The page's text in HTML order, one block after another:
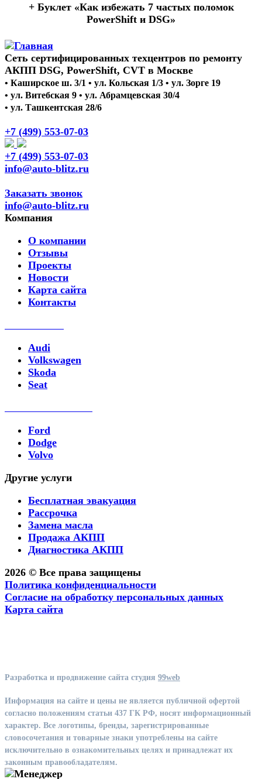
+ Буклет «Как избежать 7 частых поломок
PowerShift и DSG»
Сеть сертифицированных техцентров по ремонту
АКПП DSG, PowerShift, CVT в Москве
• Каширское ш. 3/1 • ул. Кольская 1/3 • ул. Зорге 19
• ул. Витебская 9 • ул. Абрамцевская 30/4
• ул. Ташкентская 28/6
+7 (499) 553-07-03
+7 (499) 553-07-03
info@auto-blitz.ru
Заказать звонок
info@auto-blitz.ru
Компания
О компании
Отзывы
Проекты
Новости
Карта сайта
Контакты
Audi
Volkswagen
Skoda
Seat
Ford
Dodge
Volvo
Другие услуги
Бесплатная эвакуация
Рассрочка
Замена масла
Продажа АКПП
Диагностика АКПП
2026 © Все права защищены
Политика конфиденциальности
Согласие на обработку персональных данных
Карта сайта
Разработка и продвижение сайта студия 99web
Информация на сайте и цены не является публичной офертой
согласно положениям статьи 437 ГК РФ, носят информационный
характер. Все логотипы, бренды, зарегистрированные
словосочетания и товарные знаки употреблены на сайте
исключительно в ознакомительных целях и принадлежат их
законным правообладателям.